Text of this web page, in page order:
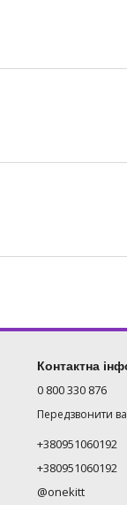
Контактна
0 800 330 876
Передзвонити
+380951060192
+380951060192
@onekitt